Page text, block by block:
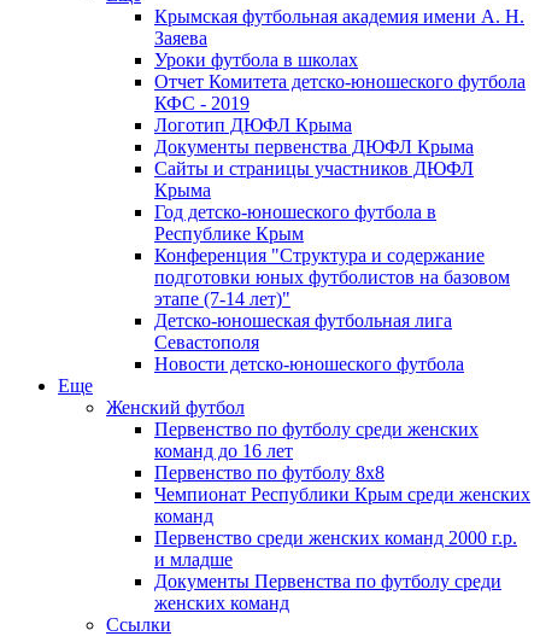
Крымская футбольная академия имени А. Н.
Заяева
Уроки футбола в школах
Отчет Комитета детско-юношеского футбола
КФС - 2019
Логотип ДЮФЛ Крыма
Документы первенства ДЮФЛ Крыма
Сайты и страницы участников ДЮФЛ
Крыма
Год детско-юношеского футбола в
Республике Крым
Конференция "Структура и содержание
подготовки юных футболистов на базовом
этапе (7-14 лет)"
Детско-юношеская футбольная лига
Севастополя
Новости детско-юношеского футбола
Еще
Женский футбол
Первенство по футболу среди женских
команд до 16 лет
Первенство по футболу 8х8
Чемпионат Республики Крым среди женских
команд
Первенство среди женских команд 2000 г.р.
и младше
Документы Первенства по футболу среди
женских команд
Ссылки